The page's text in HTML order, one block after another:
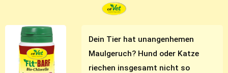
Dein Tier hat unangenhemen
Maulgeruch? Hund oder Katze
riechen insgesamt nicht so